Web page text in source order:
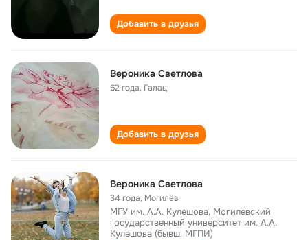
Добавить в друзья
Вероника Светлова
62 года, Галац
Добавить в друзья
Вероника Светлова
34 года, Могилёв
МГУ им. А.А. Кулешова, Могилевский
государственный университет им. А.А.
Кулешова (бывш. МГПИ)